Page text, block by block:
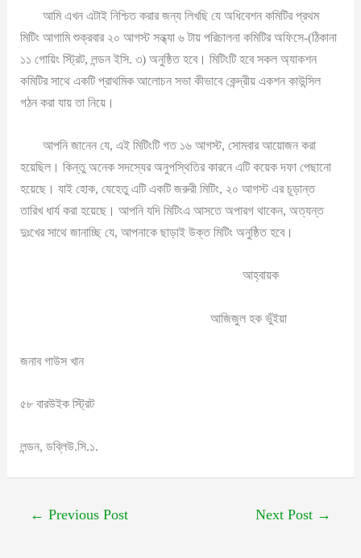
আমি এখন এটাই নিশ্চিত করার জন্য লিখছি যে অধিবেশন কমিটির প্রথম
মিটিং আগামি শুক্রবার ২০ আগস্ট সন্ধ্যা ৬ টায় পরিচালনা কমিটির অফিসে-(ঠিকানা
১১ গোয়িং স্ট্রিট, লন্ডন ইসি. ৩) অনুষ্ঠিত হবে। মিটিংটি হবে সকল অ্যাকশন
কমিটির সাথে একটি প্রাথমিক আলোচন সভা কীভাবে কেন্দ্রীয় একশন কাউন্সিল
গঠন করা যায় তা নিয়ে।
আপনি জানেন যে, এই মিটিংটি গত ১৬ আগস্ট, সোমবার আয়োজন করা
হয়েছিল। কিন্তু অনেক সদস্যের অনুপস্থিতির কারনে এটি কয়েক দফা পেছানো
হয়েছে। যাই হোক, যেহেতু এটি একটি জরুরী মিটিং, ২০ আগস্ট এর চূড়ান্ত
তারিখ ধার্য করা হয়েছে। আপনি যদি মিটিংএ আসতে অপারগ থাকেন, অত্যন্ত
দুঃখের সাথে জানাচ্ছি যে, আপনাকে ছাড়াই উক্ত মিটিং অনুষ্ঠিত হবে।
আহ্বায়ক
আজিজুল হক ভুঁইয়া
জনাব গাউস খান
৫৮ বারউইক স্ট্রিট
লন্ডন, ডব্লিউ.সি.১.
← Previous Post Next Post →